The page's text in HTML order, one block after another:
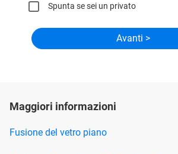
Spunta se sei un privato
Maggiori informazioni
Fusione del vetro piano